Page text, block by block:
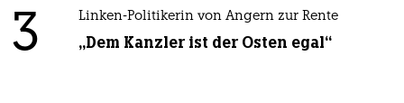
3 Linken-Politikerin von Angern zur Rente
„Dem Kanzler ist der Osten egal“